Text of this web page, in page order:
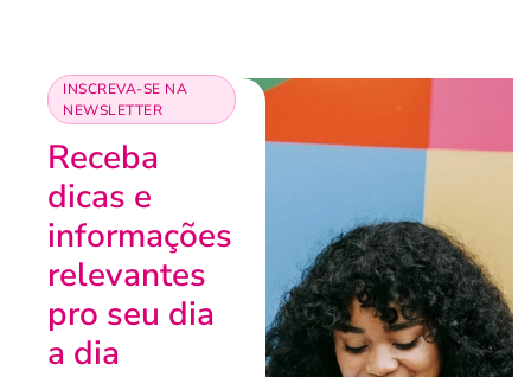
INSCREVA-SE NA
NEWSLETTER
Receba
dicas e
informações
relevantes
pro seu dia
a dia